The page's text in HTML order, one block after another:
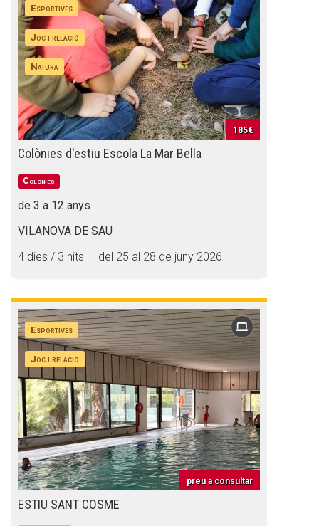
Esportives
Joc i relació
Natura
185€
Colònies d'estiu Escola La Mar Bella
Colònies
de 3 a 12 anys
VILANOVA DE SAU
4 dies / 3 nits — del 25 al 28 de juny 2026
Esportives
Joc i relació
preu a consultar
ESTIU SANT COSME